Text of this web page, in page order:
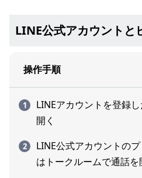
LINE公式アカウントと
操作手順
LINEアカウントを登録し
開く
LINE公式アカウントの
はトークルームで通話を